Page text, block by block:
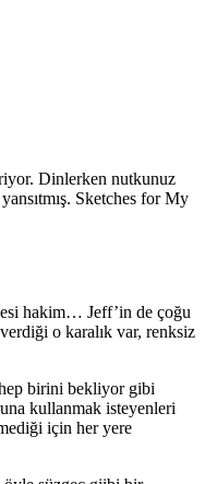
Dinlerken nutkunuz
Sketches for My
hakim… Jeff’in de çoğu
o karalık var, renksiz
hep birini bekliyor gibi
kullanmak isteyenleri
için her yere